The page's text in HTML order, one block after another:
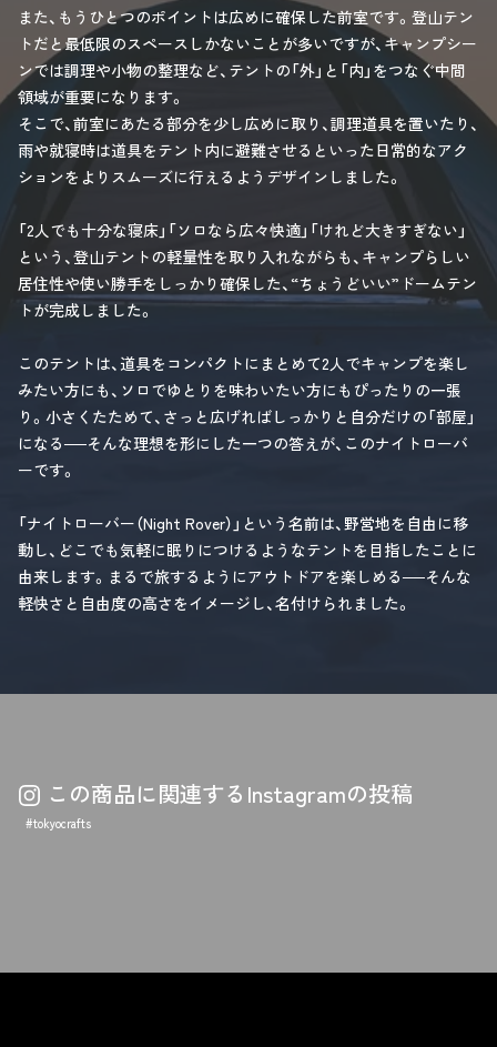
また、もうひとつのポイントは広めに確保した前室です。登山テン
トだと最低限のスペースしかないことが多いですが、キャンプシー
ンでは調理や小物の整理など、テントの「外」と「内」をつなぐ中間
領域が重要になります。
そこで、前室にあたる部分を少し広めに取り、調理道具を置いたり、
雨や就寝時は道具をテント内に避難させるといった日常的なアク
ションをよりスムーズに行えるようデザインしました。
「2人でも十分な寝床」「ソロなら広々快適」「けれど大きすぎない」
という、登山テントの軽量性を取り入れながらも、キャンプらしい
居住性や使い勝手をしっかり確保した、“ちょうどいい”ドームテン
トが完成しました。
このテントは、道具をコンパクトにまとめて2人でキャンプを楽し
みたい方にも、ソロでゆとりを味わいたい方にもぴったりの一張
り。小さくたためて、さっと広げればしっかりと自分だけの「部屋」
になる──そんな理想を形にした一つの答えが、このナイトローバ
ーです。
「ナイトローバー（Night Rover）」という名前は、野営地を自由に移
動し、どこでも気軽に眠りにつけるようなテントを目指したことに
由来します。まるで旅するようにアウトドアを楽しめる──そんな
軽快さと自由度の高さをイメージし、名付けられました。
この商品に関連するInstagramの投稿
#tokyocrafts